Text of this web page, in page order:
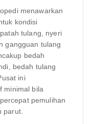
menawarkan
kondisi
tulang, nyeri
gangguan tulang
bedah
bedah tulang
ini
minimal bila
pemulihan
parut.